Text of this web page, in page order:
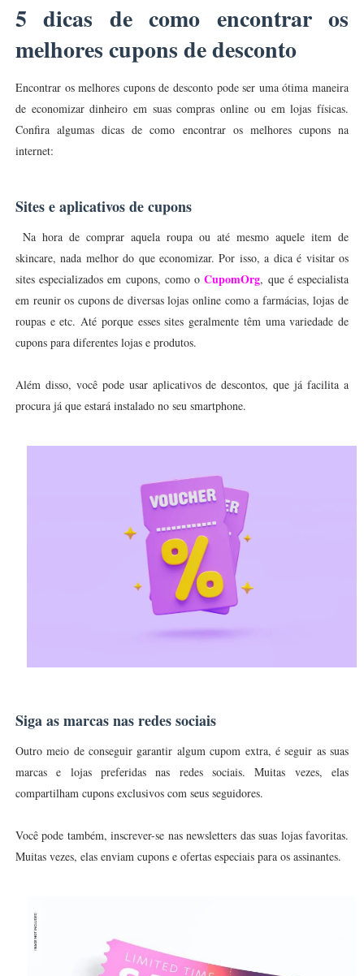
5 dicas de como encontrar os
melhores cupons de desconto
Encontrar os melhores cupons de desconto pode ser uma ótima maneira
de economizar dinheiro em suas compras online ou em lojas físicas.
Confira algumas dicas de como encontrar os melhores cupons na
internet:
Sites e aplicativos de cupons
Na hora de comprar aquela roupa ou até mesmo aquele item de
skincare, nada melhor do que economizar. Por isso, a dica é visitar os
sites especializados em cupons, como oCupomOrg, que é especialista
em reunir os cupons de diversas lojas online como a farmácias, lojas de
roupas e etc. Até porque esses sites geralmente têm uma variedade de
cupons para diferentes lojas e produtos.
Além disso, você pode usar aplicativos de descontos, que já facilita a
procura já que estará instalado no seu smartphone.
Siga as marcas nas redes sociais
Outro meio de conseguir garantir algum cupom extra, é seguir as suas
marcas e lojas preferidas nas redes sociais. Muitas vezes, elas
compartilham cupons exclusivos com seus seguidores.
Você pode também, inscrever-se nas newsletters das suas lojas favoritas.
Muitas vezes, elas enviam cupons e ofertas especiais para os assinantes.